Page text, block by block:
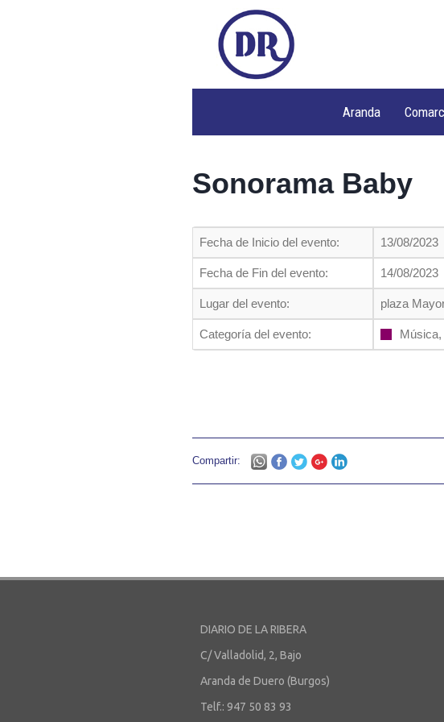
Aranda
Sonorama Baby
Fecha de Inicio del evento: 13/08/2023
Fecha de Fin del evento: 14/08/2023
Lugar del evento: plaza
Categoría del evento:
Compartir:
DIARIO DE LA RIBERA
C/ Valladolid, 2, Bajo
Aranda de Duero (Burgos)
Telf.: 947 50 83 93